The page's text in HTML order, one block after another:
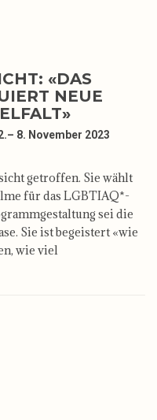
«DAS
NEUE
8. November 2023
getroffen. Sie wählt
für das LGBTIAQ*-
sei die
Sie ist begeistert «wie
wie viel